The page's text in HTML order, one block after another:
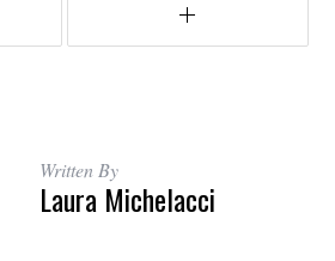
Written By
Laura Michelacci